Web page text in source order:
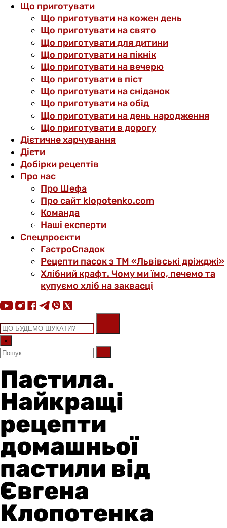
Що приготувати
Що приготувати на кожен день
Що приготувати на свято
Що приготувати для дитини
Що приготувати на пікнік
Що приготувати на вечерю
Що приготувати в піст
Що приготувати на сніданок
Що приготувати на обід
Що приготувати на день народження
Що приготувати в дорогу
Дієтичне харчування
Дієти
Добірки рецептів
Про нас
Про Шефа
Про сайт klopotenko.com
Команда
Наші експерти
Спецпроєкти
ГастроСпадок
Рецепти пасок з ТМ «Львівські дріжджі»
Хлібний крафт. Чому ми їмо, печемо та
купуємо хліб на заквасці
×
Пастила.
Найкращі
рецепти
домашньої
пастили від
Євгена
Клопотенка